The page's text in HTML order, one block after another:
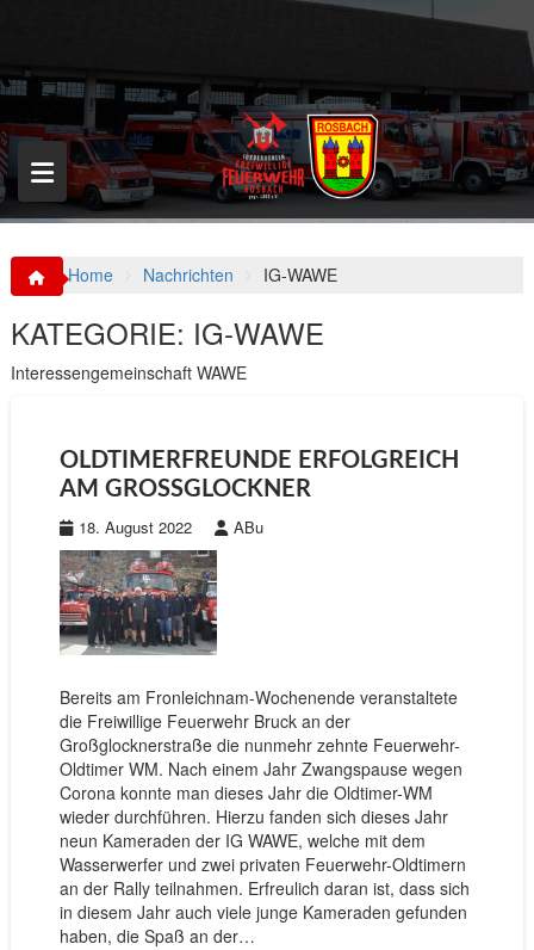
p
o
c
o
n
t
Home Nachrichten IG-WAWE
KATEGORIE: IG-WAWE
Interessengemeinschaft WAWE
OLDTIMERFREUNDE ERFOLGREICH
AM GROSSGLOCKNER
18. August 2022 ABu
Bereits am Fronleichnam-Wochenende veranstaltete
die Freiwillige Feuerwehr Bruck an der
Großglocknerstraße die nunmehr zehnte Feuerwehr-
Oldtimer WM. Nach einem Jahr Zwangspause wegen
Corona konnte man dieses Jahr die Oldtimer-WM
wieder durchführen. Hierzu fanden sich dieses Jahr
neun Kameraden der IG WAWE, welche mit dem
Wasserwerfer und zwei privaten Feuerwehr-Oldtimern
an der Rally teilnahmen. Erfreulich daran ist, dass sich
in diesem Jahr auch viele junge Kameraden gefunden
haben, die Spaß an der…